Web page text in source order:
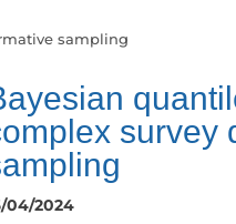
sampling
survey
04/2024